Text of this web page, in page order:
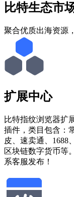
比特生态市
聚合优质出海资源
扩展中心
比特指纹浏览器扩
插件，类目包含：
皮、速卖通、1688
区块链数字货币等
系客服发布！